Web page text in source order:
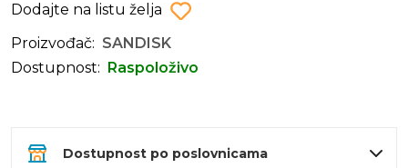
Dodajte na listu želja
Proizvođač: SANDISK
Dostupnost:
Raspoloživo
Dostupnost po poslovnicama